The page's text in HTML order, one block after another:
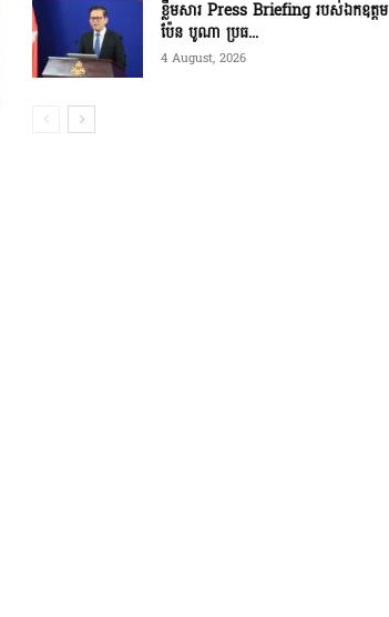
ខ្លឹមសារ Press Briefing របស់ឯកឧត្តម
ប៉ែន បូណា ប្រធ...
4 August, 2026